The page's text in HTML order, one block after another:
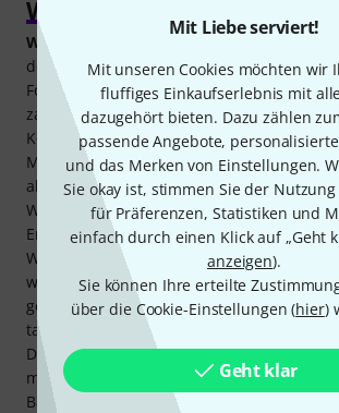
Mit Liebe serviert!
Mit unseren Cookies möchten wir
fluffiges Einkaufserlebnis mit
dazugehört bieten. Dazu zählen
passende Angebote,
und das Merken von Einstellungen.
Sie okay ist, stimmen Sie der Nutzung
für Präferenzen, Statistiken und
einfach durch einen Klick auf „Geht
anzeigen).
Sie können Ihre erteilte
über die Cookie-Einstellungen (hier)
Geht klar
Whistles kaufen bei
Whistles
in ihren unterschiedlichen
den Klassikern der irischen, keltischen und
Folkmusik. Bekannt sind diese
zahlreichen Namen, die – abgesehen von
Konstruktionsunterschieden und
Materialien, Herkunft und Geschichte –
allesamt in die gleiche Richtung zielen.
Whistles kaufen, wirst du bei deiner
Entdeckungsreise auf Bezeichnungen wie
Whistle, Pennywhistle, Pocket Whistle,
weitere treffen. Allesamt sind sie klein
gefertigt aus Blech und ähnlichen
tatsächlich Instrumente mit einer
Die Whistles haben eine lange Historie auf
musikalischen Buckel und sind in ihrer
Bauweise wie die der Pennywhistle bis